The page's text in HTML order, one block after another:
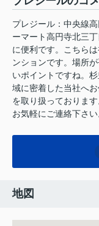
プレジール：中央線
ーマート高円寺北三
に便利です。こちら
ンションです。場所
いポイントですね。
域に密着した当社へ
を取り扱っておりま
お気軽にご連絡下さい
地図